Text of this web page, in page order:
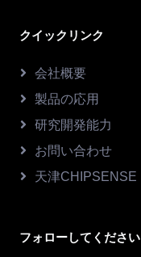
クイックリンク
会社概要
製品の応用
研究開発能力
お問い合わせ
天津CHIPSENSE
フォローしてください